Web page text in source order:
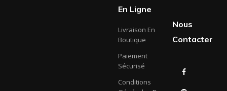
En Ligne
Livraison En
Boutique
Paiement
Sécurisé
Conditions
Nous
Contacter